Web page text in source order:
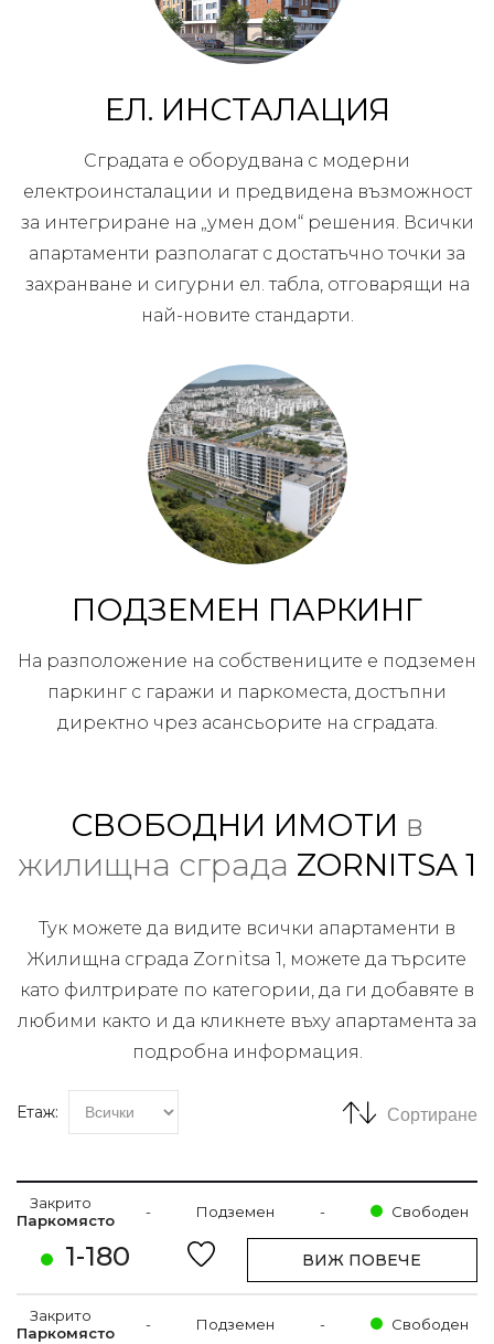
ЕЛ. ИНСТАЛАЦИЯ
Сградата е оборудвана с модерни
електроинсталации и предвидена възможност
за интегриране на „умен дом“ решения. Всички
апартаменти разполагат с достатъчно точки за
захранване и сигурни ел. табла, отговарящи на
най-новите стандарти.
ПОДЗЕМЕН ПАРКИНГ
На разположение на собствениците е подземен
паркинг с гаражи и паркоместа, достъпни
директно чрез асансьорите на сградата.
СВОБОДНИ ИМОТИ в
жилищна сграда ZORNITSA 1
Тук можете да видите всички апартаменти в
Жилищна сграда Zornitsa 1, можете да търсите
като филтрирате по категории, да ги добавяте в
любими както и да кликнете въху апартамента за
подробна информация.
Етаж: Сортиране
1-180
Закрито
Паркомясто
- Подземен - Свободен
ВИЖ ПОВЕЧЕ
Закрито
Паркомясто
- Подземен - Свободен